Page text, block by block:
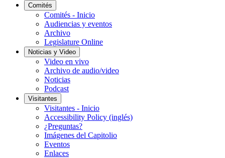
Comités
Comités - Inicio
Audiencias y eventos
Archivo
Legislature Online
Noticias y Video
Video en vivo
Archivo de audio/video
Noticias
Podcast
Visitantes
Visitantes - Inicio
Accessibility Policy (inglés)
¿Preguntas?
Imágenes del Capitolio
Eventos
Enlaces